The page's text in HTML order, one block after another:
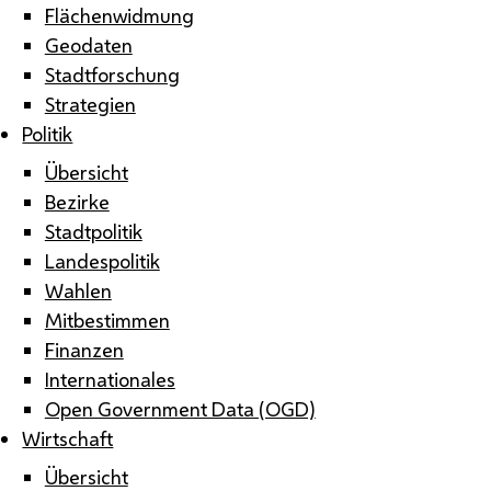
Flächenwidmung
Geodaten
Stadtforschung
Strategien
Politik
Übersicht
Bezirke
Stadtpolitik
Landespolitik
Wahlen
Mitbestimmen
Finanzen
Internationales
Open Government Data (OGD)
Wirtschaft
Übersicht